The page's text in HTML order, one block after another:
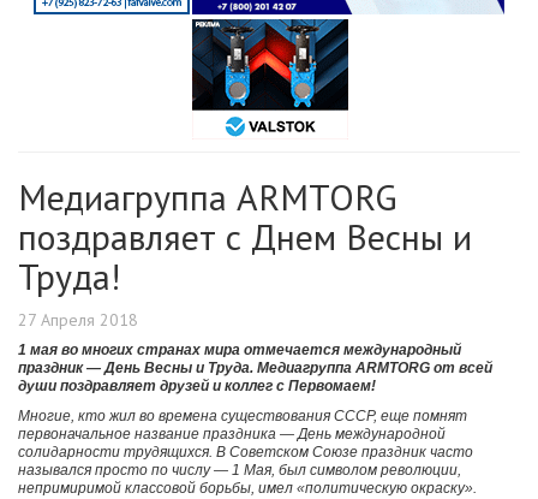
Медиагруппа ARMTORG
поздравляет с Днем Весны и
Труда!
27 Апреля 2018
1 мая во многих странах мира отмечается международный
праздник — День Весны и Труда. Медиагруппа ARMTORG от всей
души поздравляет друзей и коллег с Первомаем!
Многие, кто жил во времена существования СССР, еще помнят
первоначальное название праздника — День международной
солидарности трудящихся. В Советском Союзе праздник часто
назывался просто по числу — 1 Мая, был символом революции,
непримиримой классовой борьбы, имел «политическую окраску».